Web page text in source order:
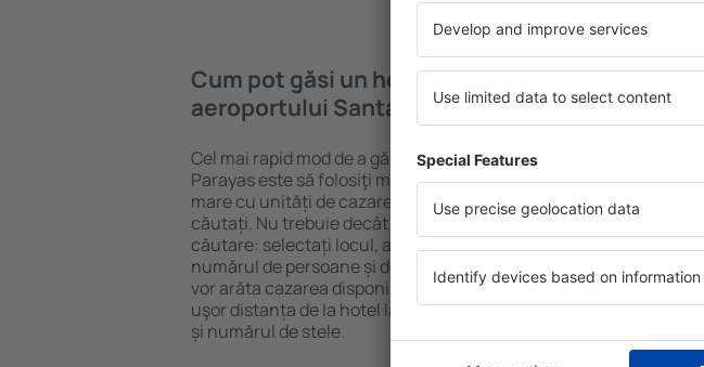
Cum pot găsi un hotel în apropierea
aeroportului Santander Parayas?
Cel mai rapid mod de a găsi un hotel lângă aeroportul Santander
Parayas este să folosiţi motorul de căutare a cazărilor eSky. Baza
mare cu unități de cazare este garanția că veți găsi ceea ce
căutați. Nu trebuie decât să completați câmpurile din motorul de
căutare: selectați locul, alegeți datele de check-in și check-out,
numărul de persoane și de camere şi gata! Rezultatele căutării vă
vor arăta cazarea disponibilă în datele selectate. Puteți vedea
uşor distanța de la hotel la aeroport, metodele de plată acceptate
și numărul de stele.